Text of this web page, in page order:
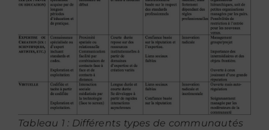
Tableau 1 : Différents types de communautés